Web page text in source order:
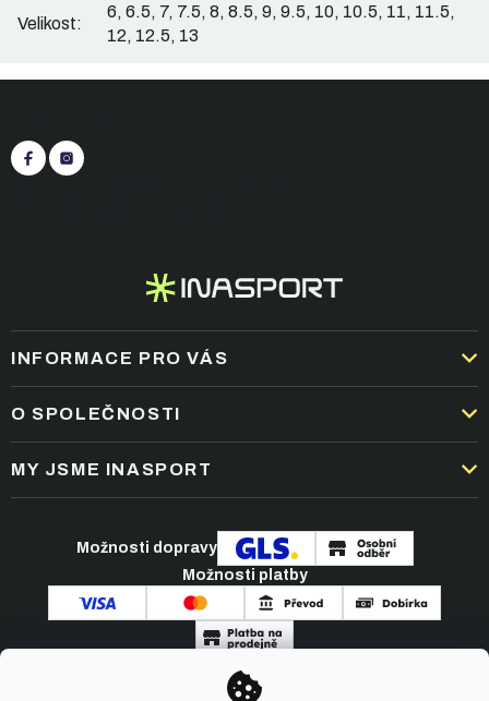
Velikost:
6, 6.5, 7, 7.5, 8, 8.5, 9, 9.5, 10, 10.5, 11, 11.5,
12, 12.5, 13
a
INFORMACE PRO VÁS
DOPRAVA A PLATBA
OBCHODNÍ PODMÍNKY
REKLAMACE A VRÁCENÍ ZBOŽÍ
PODMÍNKY AKCÍ
O SPOLEČNOSTI
KARIÉRA
NEJČASTĚJŠÍ OTÁZKY
MY JSME INASPORT
ČLÁNKY A NOVINKY
KONTAKT
Možnosti dopravy
Možnosti platby